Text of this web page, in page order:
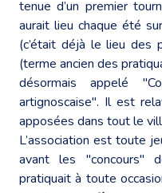
tenue d’un premier
aurait lieu chaque été
(c’était déjà le lieu des
(terme ancien des
désormais appelé
artignoscaise". Il est
apposées dans tout le
L’association est toute
avant les "concours"
pratiquait à toute